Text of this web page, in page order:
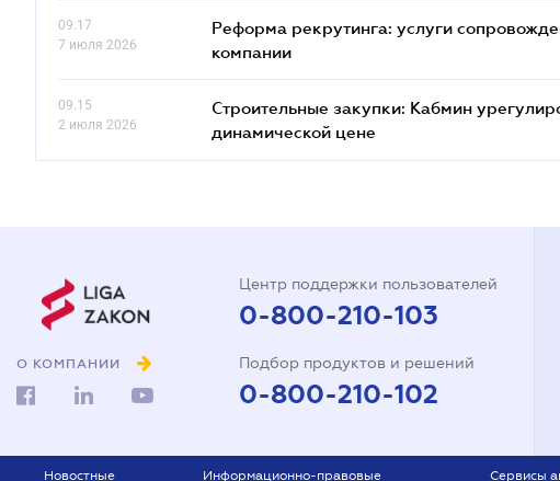
09.17
7 июля 2026
Реформа рекрутинга: услуги
компании
09.15
2 июля 2026
Строительные закупки: Кабмин
динамической цене
О КОМПАНИИ
Центр поддержки пользователей
0-800-210-103
Подбор продуктов и решений
0-800-210-102
Новостные Информационно-правовые Сервисы